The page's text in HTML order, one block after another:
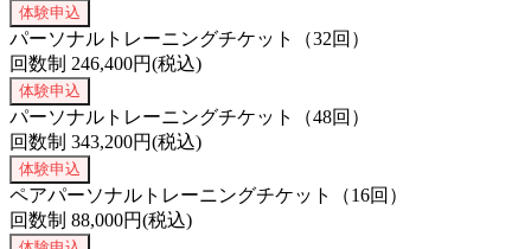
体験申込
パーソナルトレーニングチケット（32回）
回数制 246,400円(税込)
体験申込
パーソナルトレーニングチケット（48回）
回数制 343,200円(税込)
体験申込
ペアパーソナルトレーニングチケット（16回）
回数制 88,000円(税込)